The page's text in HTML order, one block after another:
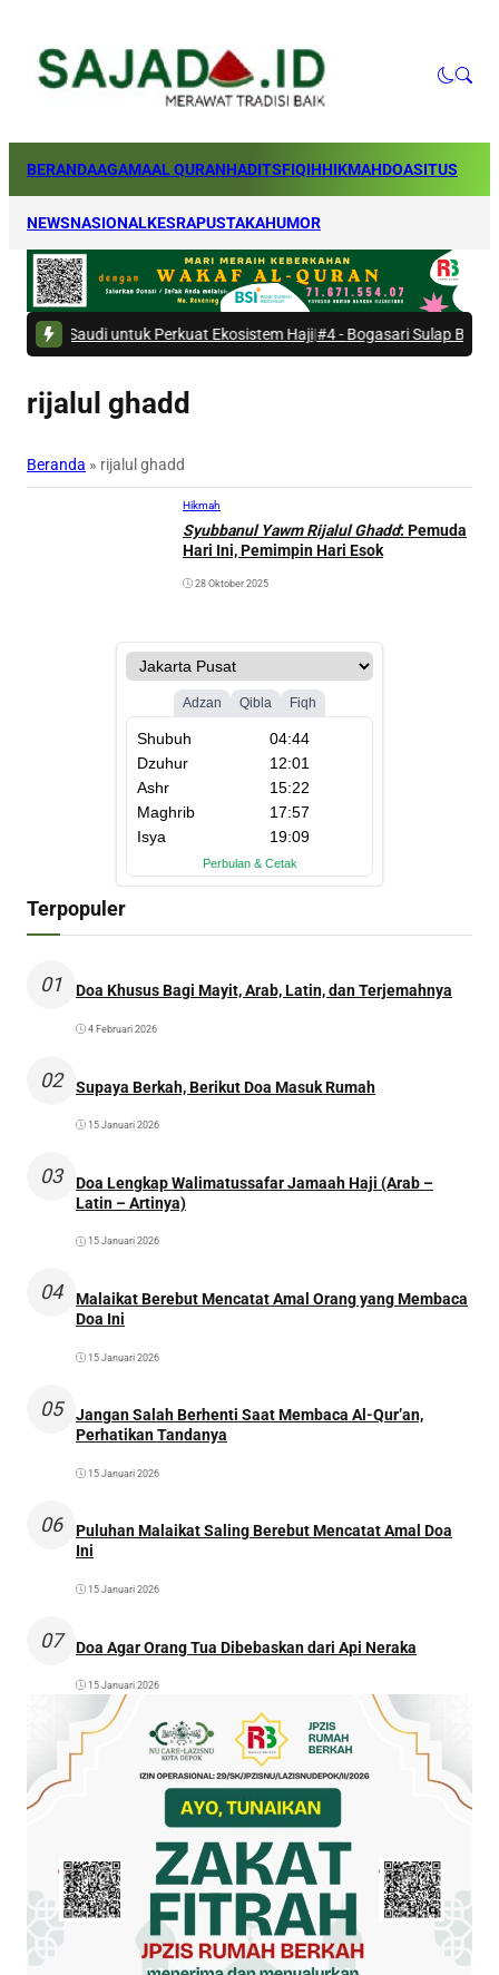
BERANDAAGAMAAL QURANHADITSFIQIHHIKMAHDOASITUS
NEWSNASIONALKESRAPUSTAKAHUMOR
untuk Perkuat Ekosistem Haji|#4 -Bogasari Sulap Bantaran Kali
rijalul ghadd
Beranda » rijalul ghadd
Hikmah
Syubbanul Yawm Rijalul Ghadd: Pemuda
Hari Ini, Pemimpin Hari Esok
28 Oktober 2025
Terpopuler
01 Doa Khusus Bagi Mayit, Arab, Latin, dan Terjemahnya
4 Februari 2026
02 Supaya Berkah, Berikut Doa Masuk Rumah
15 Januari 2026
03
Doa Lengkap Walimatussafar Jamaah Haji (Arab –
Latin – Artinya)
15 Januari 2026
04
Malaikat Berebut Mencatat Amal Orang yang Membaca
Doa Ini
15 Januari 2026
05
Jangan Salah Berhenti Saat Membaca Al-Qur’an,
Perhatikan Tandanya
15 Januari 2026
06
Puluhan Malaikat Saling Berebut Mencatat Amal Doa
Ini
15 Januari 2026
07 Doa Agar Orang Tua Dibebaskan dari Api Neraka
15 Januari 2026